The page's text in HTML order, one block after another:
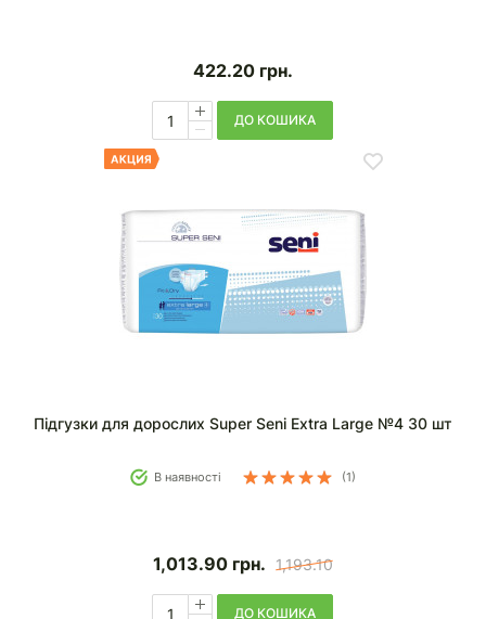
422.20 грн.
ДО КОШИКА
Підгузки для дорослих Super Seni Extra Large №4 30 шт
В наявності (1)
1,013.90 грн. 1,193.10
ДО КОШИКА